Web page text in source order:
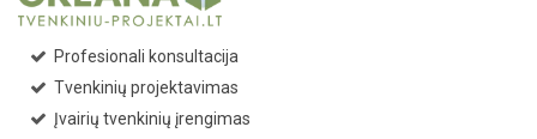
Profesionali konsultacija
Tvenkinių projektavimas
Įvairių tvenkinių įrengimas